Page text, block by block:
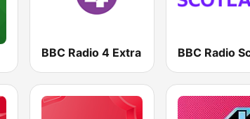
BBC Radio 4 Extra